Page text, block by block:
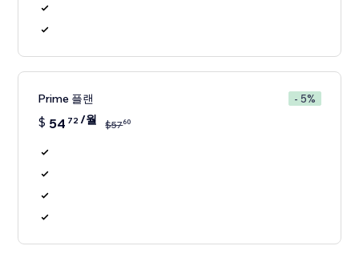
Prime 플랜 - 5%
$ 54 72/월 $5760